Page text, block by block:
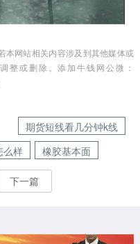
本网站相关内容涉及到其他媒体或
整或删除。添加牛钱网公微：
期货短线看几分钟k线
么样 橡胶基本面
下一篇